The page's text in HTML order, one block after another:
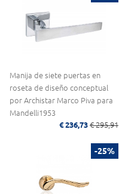
Manija de siete puertas en
roseta de diseño conceptual
por Archistar Marco Piva para
Mandelli1953
€ 236,73 € 295,91
-25%